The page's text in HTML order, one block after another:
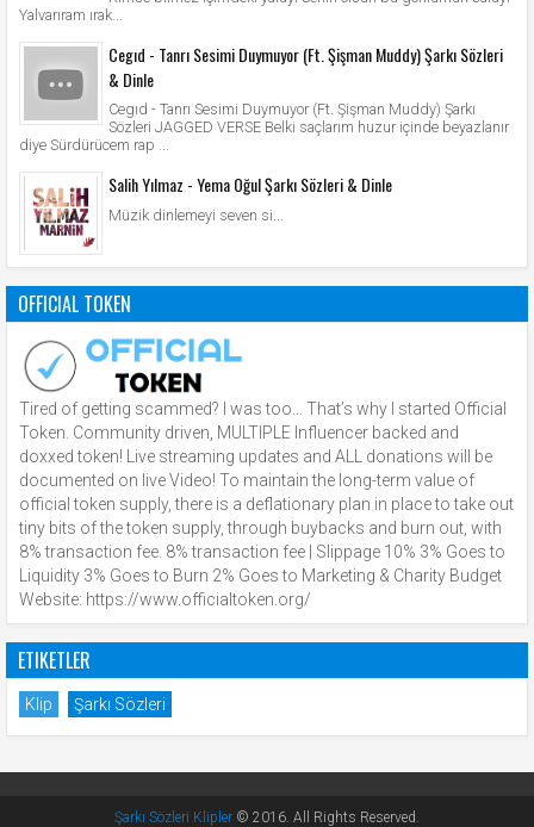
Yalvarıram ırak...
Cegıd - Tanrı Sesimi Duymuyor (Ft. Şişman Muddy) Şarkı Sözleri
& Dinle
Cegıd - Tanrı Sesimi Duymuyor (Ft. Şişman Muddy) Şarkı
Sözleri JAGGED VERSE Belki saçlarım huzur içinde beyazlanır
diye Sürdürücem rap ...
Salih Yılmaz - Yema Oğul Şarkı Sözleri & Dinle
Müzik dinlemeyi seven si...
OFFICIAL TOKEN
Tired of getting scammed? I was too… That’s why I started Official
Token. Community driven, MULTIPLE Influencer backed and
doxxed token! Live streaming updates and ALL donations will be
documented on live Video! To maintain the long-term value of
official token supply, there is a deflationary plan in place to take out
tiny bits of the token supply, through buybacks and burn out, with
8% transaction fee. 8% transaction fee | Slippage 10% 3% Goes to
Liquidity 3% Goes to Burn 2% Goes to Marketing & Charity Budget
Website: https://www.officialtoken.org/
ETIKETLER
Klip Şarkı Sözleri
Şarkı Sözleri Klipler © 2016. All Rights Reserved.